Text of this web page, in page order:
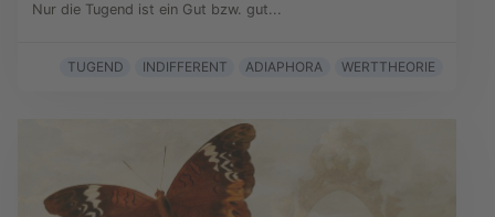
Nur die Tugend ist ein Gut bzw. gut...
TUGEND INDIFFERENT ADIAPHORA WERTTHEORIE